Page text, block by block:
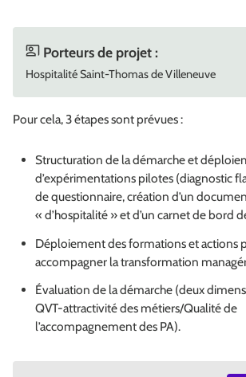
Porteurs de projet :
Hospitalité Saint-Thomas de Villeneuve
Pour cela, 3 étapes sont prévues :
Structuration de la démarche et
d’expérimentations pilotes (diagnostic
de questionnaire, création d’un
« d’hospitalité » et d’un carnet de bord
Déploiement des formations et actions
accompagner la transformation
Évaluation de la démarche (deux
QVT-attractivité des métiers/Qualité de
l’accompagnement des PA).